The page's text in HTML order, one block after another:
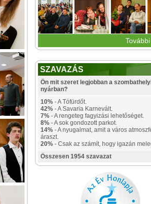
SZAVAZÁS
Ön mit szeret legjobban a
nyárban?
10% - A Tófürdőt.
42% - A Savaria Karnevált.
7% - A rengeteg fagyizási lehetőséget.
8% - A sok gondozott parkot.
14% - A nyugalmat, amit a város
áraszt.
20% - Csak az számít, hogy igazán
Összesen 1954 szavazat